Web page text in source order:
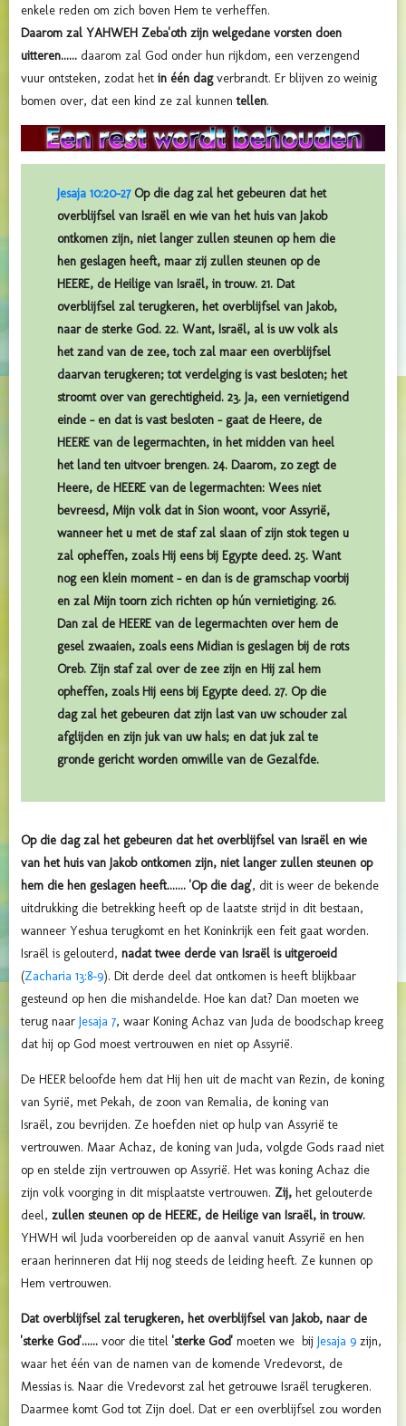
enkele reden om zich boven Hem te verheffen.
Daarom zal YAHWEH Zeba'oth zijn welgedane vorsten doen
uitteren...... daarom zal God onder hun rijkdom, een verzengend
vuur ontsteken, zodat het in één dagverbrandt. Er blijven zo weinig
bomen over, dat een kind ze zal kunnentellen.
Jesaja 10:20-27Op die dag zal het gebeuren dat het
overblijfsel van Israël en wie van het huis van Jakob
ontkomen zijn, niet langer zullen steunen op hem die
hen geslagen heeft, maar zij zullen steunen op de
HEERE, de Heilige van Israël, in trouw. 21. Dat
overblijfsel zal terugkeren, het overblijfsel van Jakob,
naar de sterke God. 22. Want, Israël, al is uw volk als
het zand van de zee, toch zal maar een overblijfsel
daarvan terugkeren; tot verdelging is vast besloten; het
stroomt over van gerechtigheid. 23. Ja, een vernietigend
einde – en dat is vast besloten – gaat de Heere, de
HEERE van de legermachten, in het midden van heel
het land ten uitvoer brengen. 24. Daarom, zo zegt de
Heere, de HEERE van de legermachten: Wees niet
bevreesd, Mijn volk dat in Sion woont, voor Assyrië,
wanneer het u met de staf zal slaan of zijn stok tegen u
zal opheffen, zoals Hij eens bij Egypte deed. 25. Want
nog een klein moment – en dan is de gramschap voorbij
en zal Mijn toorn zich richten op hún vernietiging. 26.
Dan zal de HEERE van de legermachten over hem de
gesel zwaaien, zoals eens Midian is geslagen bij de rots
Oreb. Zijn staf zal over de zee zijn en Hij zal hem
opheffen, zoals Hij eens bij Egypte deed. 27. Op die
dag zal het gebeuren dat zijn last van uw schouder zal
afglijden en zijn juk van uw hals; en dat juk zal te
gronde gericht worden omwille van de Gezalfde.
Op die dag zal het gebeuren dat het overblijfsel van Israël en wie
van het huis van Jakob ontkomen zijn, niet langer zullen steunen op
hem die hen geslagen heeft....... 'Op die dag', dit is weer de bekende
uitdrukking die betrekking heeft op de laatste strijd in dit bestaan,
wanneer Yeshua terugkomt en het Koninkrijk een feit gaat worden.
Israël is gelouterd, nadat twee derde van Israël is uitgeroeid
(Zacharia 13:8-9). Dit derde deel dat ontkomen is heeft blijkbaar
gesteund op hen die mishandelde. Hoe kan dat? Dan moeten we
terug naar Jesaja 7, waar Koning Achaz van Juda de boodschap kreeg
dat hij op God moest vertrouwen en niet op Assyrië.
De HEER beloofde hem dat Hij hen uit de macht van Rezin, de koning
van Syrië, met Pekah, de zoon van Remalia, de koning van
Israël, zou bevrijden. Ze hoefden niet op hulp van Assyrië te
vertrouwen. Maar Achaz, de koning van Juda, volgde Gods raad niet
op en stelde zijn vertrouwen op Assyrië. Het was koning Achaz die
zijn volk voorging in dit misplaatste vertrouwen. Zij, het gelouterde
deel, zullen steunen op de HEERE, de Heilige van Israël, in trouw.
YHWH wil Juda voorbereiden op de aanval vanuit Assyrië en hen
eraan herinneren dat Hij nog steeds de leiding heeft. Ze kunnen op
Hem vertrouwen.
Dat overblijfsel zal terugkeren, het overblijfsel van Jakob, naar de
'sterke God'...... voor die titel 'sterke God' moeten we bij Jesaja 9 zijn,
waar het één van de namen van de komende Vredevorst, de
Messias is. Naar die Vredevorst zal het getrouwe Israël terugkeren.
Daarmee komt God tot Zijn doel. Dat er een overblijfsel zou worden